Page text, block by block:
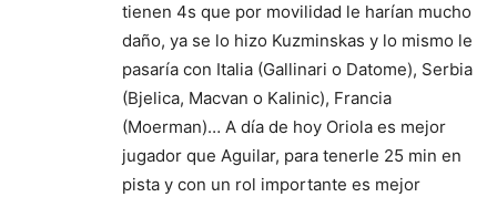
tienen 4s que por movilidad le harían mucho
daño, ya se lo hizo Kuzminskas y lo mismo le
pasaría con Italia (Gallinari o Datome), Serbia
(Bjelica, Macvan o Kalinic), Francia
(Moerman)… A día de hoy Oriola es mejor
jugador que Aguilar, para tenerle 25 min en
pista y con un rol importante es mejor